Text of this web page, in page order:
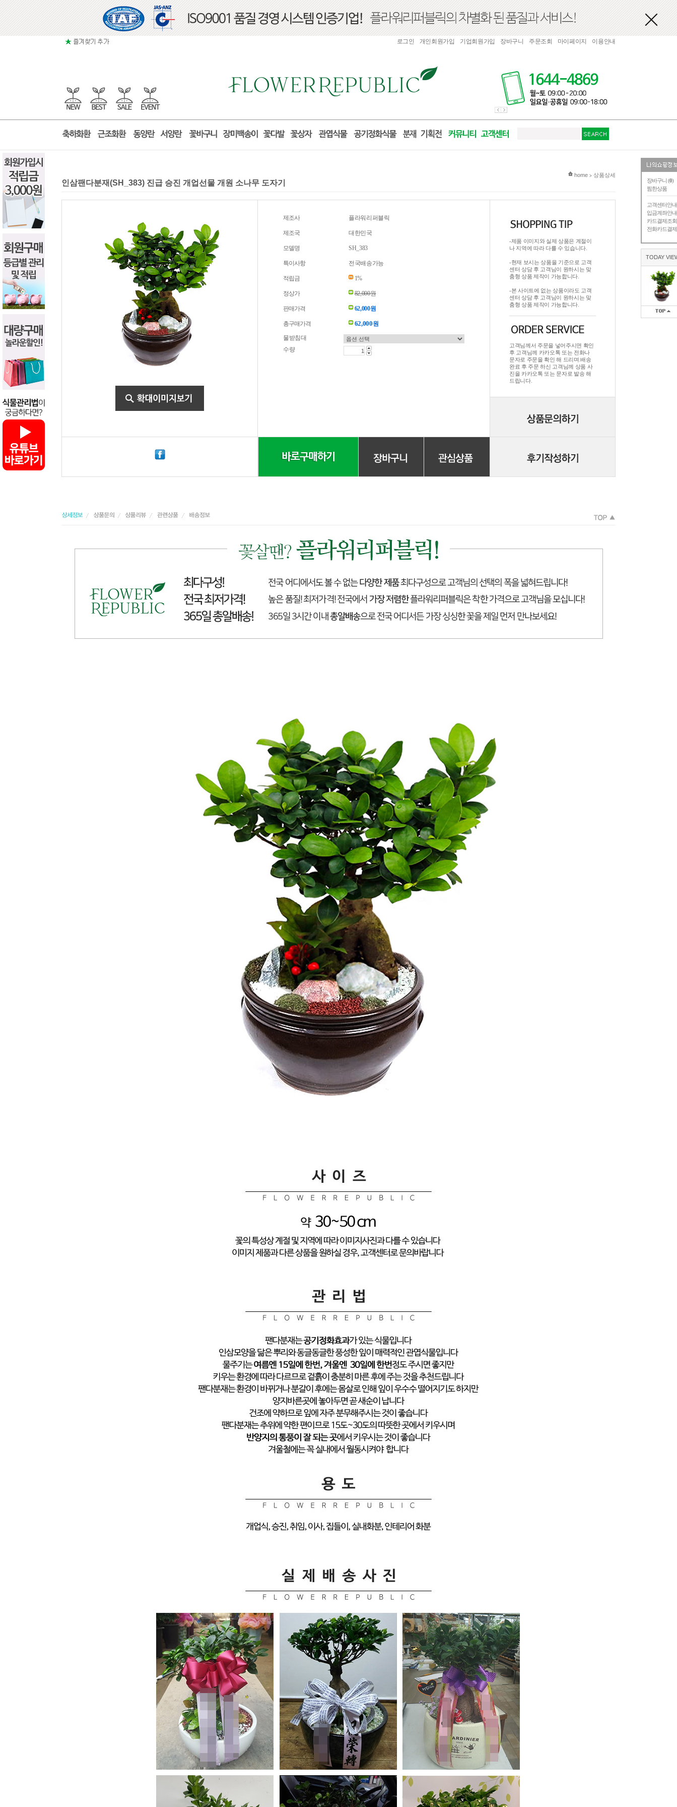
장바구니 (0)
찜한상품
고객센터안내
입금계좌안내
카드결제조회
전화카드결제
TODAY
로그인 개인회원가입 기업회원가입 장바구니 주문조회 마이페이지 이용안내
현재 위치
home > 상품상세
인삼팬다분재(SH_383) 진급 승진 개업선물 개원 소나무 도자기
제조사 플라워리퍼블릭
제조국 대한민국
모델명 SH_383
특이사항 전국배송가능
적립금 1%
정상가 82,000원
판매가격 62,000원
총구매가격 62,000원
물받침대
수량
-제품 이미지와 실제 상품은 계절이
나 지역에 따라 다를 수 있습니다.
-현재 보시는 상품을 기준으로 고객
센터 상담 후 고객님이 원하시는 맞
춤형 상품 제작이 가능합니다.
-본 사이트에 없는 상품이라도 고객
센터 상담 후 고객님이 원하시는 맞
춤형 상품 제작이 가능합니다.
고객님께서 주문을 넣어주시면 확인
후 고객님께 카카오톡 또는 전화나
문자로 주문을 확인 해 드리며.배송
완료 후 주문 하신 고객님께 상품 사
진을 카카오톡 또는 문자로 발송 해
드립니다.